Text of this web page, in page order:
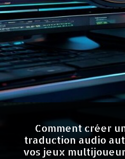
Comment créer
traduction audio
vos jeux